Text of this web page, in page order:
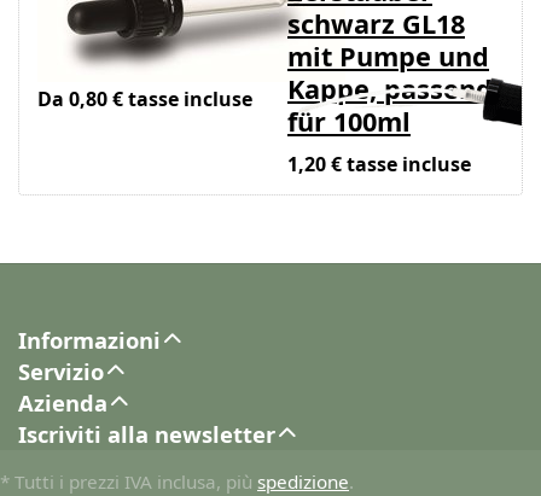
zu
Braunglasflasche
Da 0,80 € tasse incluse
schwarz GL18
mit Pumpe und
Kappe, passend
für 100ml
1,20 € tasse incluse
Informazioni
Servizio
Azienda
Iscriviti alla newsletter
* Tutti i prezzi IVA inclusa, più spedizione.